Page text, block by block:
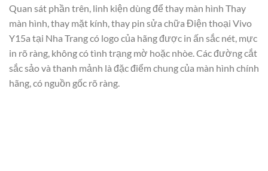
Quan sát phần trên, linh kiện dùng để thay màn hình Thay
màn hình, thay mặt kính, thay pin sửa chữa Điện thoại Vivo
Y15a tại Nha Trang có logo của hãng được in ấn sắc nét, mực
in rõ ràng, không có tình trạng mờ hoặc nhòe. Các đường cắt
sắc sảo và thanh mảnh là đặc điểm chung của màn hình chính
hãng, có nguồn gốc rõ ràng.